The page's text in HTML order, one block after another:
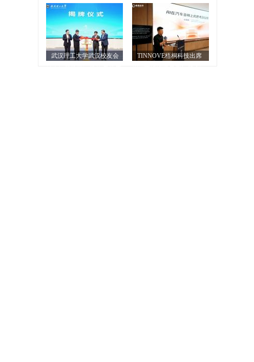
青岛君泰店暖心护航筑牢“放
心”基石
专业积淀，筑牢二手车信任
武汉理工大学武汉校友会
TINNOVE梧桐科技出席